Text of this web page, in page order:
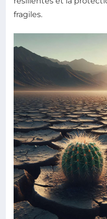
fragiles.